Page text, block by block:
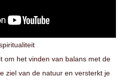
om het vinden van balans met de
ziel van de natuur en versterkt je